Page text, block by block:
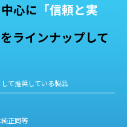
心に 「信頼と実
をラインナップして
て推奨している製品
正同等